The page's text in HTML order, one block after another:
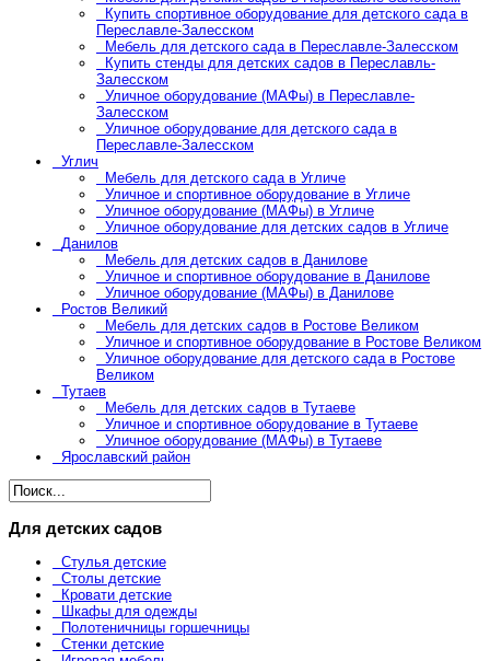
Купить спортивное оборудование для детского сада в
Переславле-Залесском
Мебель для детского сада в Переславле-Залесском
Купить стенды для детских садов в Переславль-
Залесском
Уличное оборудование (МАФы) в Переславле-
Залесском
Уличное оборудование для детского сада в
Переславле-Залесском
Углич
Мебель для детского сада в Угличе
Уличное и спортивное оборудование в Угличе
Уличное оборудование (МАФы) в Угличе
Уличное оборудование для детских садов в Угличе
Данилов
Мебель для детских садов в Данилове
Уличное и спортивное оборудование в Данилове
Уличное оборудование (МАФы) в Данилове
Ростов Великий
Мебель для детских садов в Ростове Великом
Уличное и спортивное оборудование в Ростове Великом
Уличное оборудование для детского сада в Ростове
Великом
Тутаев
Мебель для детских садов в Тутаеве
Уличное и спортивное оборудование в Тутаеве
Уличное оборудование (МАФы) в Тутаеве
Ярославский район
Для детских садов
Стулья детские
Столы детские
Кровати детские
Шкафы для одежды
Полотеничницы горшечницы
Стенки детские